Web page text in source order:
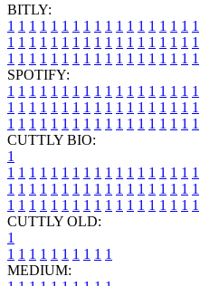
BITLY:
1 1 1 1 1 1 1 1 1 1 1 1 1 1 1 1 1 1
1 1 1 1 1 1 1 1 1 1 1 1 1 1 1 1 1 1
1 1 1 1 1 1 1 1 1 1 1 1 1 1 1 1 1 1
SPOTIFY:
1 1 1 1 1 1 1 1 1 1 1 1 1 1 1 1 1 1
1 1 1 1 1 1 1 1 1 1 1 1 1 1 1 1 1 1
1 1 1 1 1 1 1 1 1 1 1 1 1 1 1 1 1 1
CUTTLY BIO:
1
1 1 1 1 1 1 1 1 1 1 1 1 1 1 1 1 1 1
1 1 1 1 1 1 1 1 1 1 1 1 1 1 1 1 1 1
1 1 1 1 1 1 1 1 1 1 1 1 1 1 1 1 1 1
CUTTLY OLD:
1
1 1 1 1 1 1 1 1 1 1
MEDIUM: